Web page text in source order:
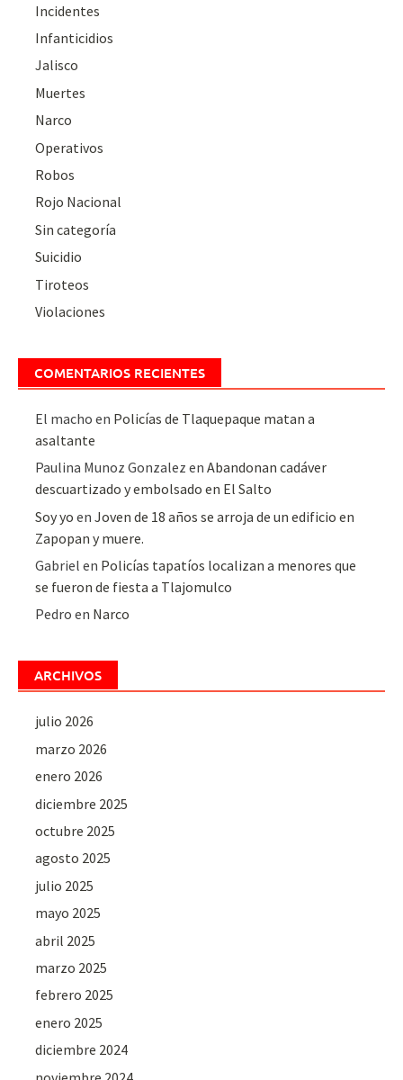
Incidentes
Infanticidios
Jalisco
Muertes
Narco
Operativos
Robos
Rojo Nacional
Sin categoría
Suicidio
Tiroteos
Violaciones
COMENTARIOS RECIENTES
El macho en Policías de Tlaquepaque matan a
asaltante
Paulina Munoz Gonzalez enAbandonan cadáver
descuartizado y embolsado en El Salto
Soy yo enJoven de 18 años se arroja de un edificio en
Zapopan y muere.
Gabriel en Policías tapatíos localizan a menores que
se fueron de fiesta a Tlajomulco
Pedro en Narco
ARCHIVOS
julio 2026
marzo 2026
enero 2026
diciembre 2025
octubre 2025
agosto 2025
julio 2025
mayo 2025
abril 2025
marzo 2025
febrero 2025
enero 2025
diciembre 2024